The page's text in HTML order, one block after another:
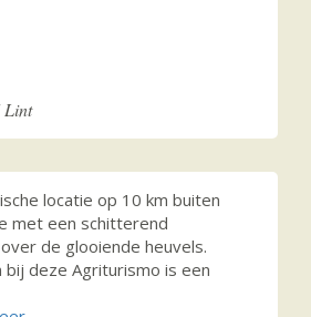
Lint
locatie op 10 km buiten
met een schitterend
de glooiende heuvels.
bij deze Agriturismo is een